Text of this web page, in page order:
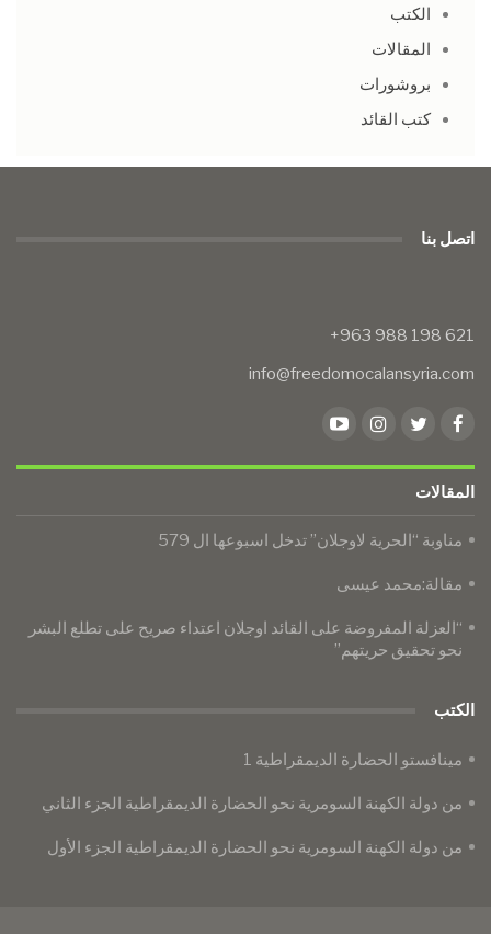
الكتب
المقالات
بروشورات
كتب القائد
اتصل بنا
info@freedomocalansyria.com
المقالات
مناوبة “الحرية لاوجلان” تدخل اسبوعها ال 579
مقالة:محمد عيسى
“العزلة المفروضة على القائد اوجلان اعتداء صريح على تطلع البشر
نحو تحقيق حريتهم”
الكتب
مينافستو الحضارة الديمقراطية 1
من دولة الكهنة السومرية نحو الحضارة الديمقراطية الجزء الثاني
من دولة الكهنة السومرية نحو الحضارة الديمقراطية الجزء الأول